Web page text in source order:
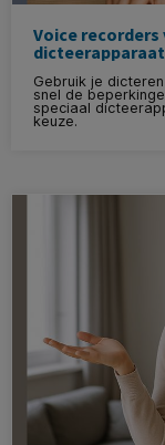
Voice recorders
Gebruik je
snel de
speciaal
keuze.